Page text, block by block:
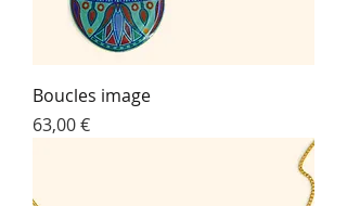
Boucles image
Prix
63,00 €